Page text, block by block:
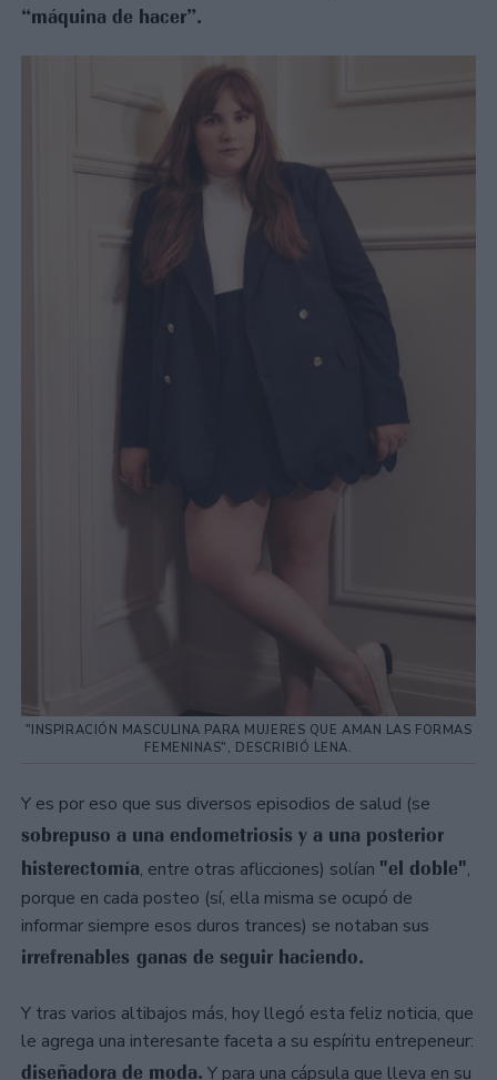
“máquina de hacer”.
"INSPIRACIÓN MASCULINA PARA MUJERES QUE AMAN LAS FORMAS
FEMENINAS", DESCRIBIÓ LENA.
Y es por eso que sus diversos episodios de salud (se
sobrepuso a una endometriosis y a una posterior
histerectomía, entre otras aflicciones) solían "el doble",
porque en cada posteo (sí, ella misma se ocupó de
informar siempre esos duros trances) se notaban sus
irrefrenables ganas de seguir haciendo.
Y tras varios altibajos más, hoy llegó esta feliz noticia, que
le agrega una interesante faceta a su espíritu entrepeneur:
diseñadora de moda. Y para una cápsula que lleva en su